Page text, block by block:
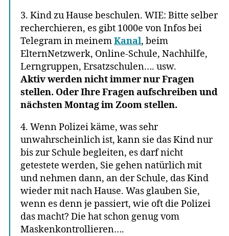
3. Kind zu Hause beschulen. WIE: Bitte selber
recherchieren, es gibt 1000e von Infos bei
Telegram in meinemKanal, beim
ElternNetzwerk, Online-Schule, Nachhilfe,
Lerngruppen, Ersatzschulen…. usw.
Aktiv werden nicht immer nur Fragen
stellen. Oder Ihre Fragen aufschreiben und
nächsten Montag im Zoom stellen.
4. Wenn Polizei käme, was sehr
unwahrscheinlich ist, kann sie das Kind nur
bis zur Schule begleiten, es darf nicht
getestete werden, Sie gehen natürlich mit
und nehmen dann, an der Schule, das Kind
wieder mit nach Hause. Was glauben Sie,
wenn es denn je passiert, wie oft die Polizei
das macht? Die hat schon genug vom
Maskenkontrollieren….